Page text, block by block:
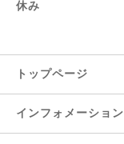
休み
トップページ
インフォメーション